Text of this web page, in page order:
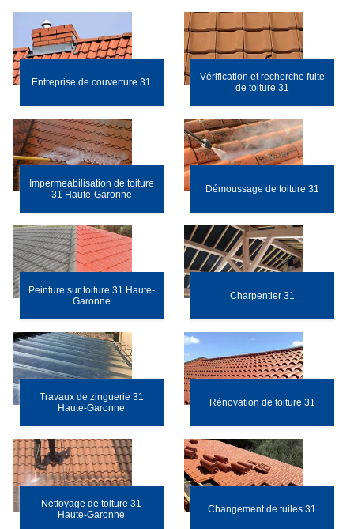
Entreprise de couverture 31
Vérification et recherche fuite
de toiture 31
Impermeabilisation de toiture
31 Haute-Garonne
Démoussage de toiture 31
Peinture sur toiture 31 Haute-
Garonne
Charpentier 31
Travaux de zinguerie 31
Haute-Garonne
Rénovation de toiture 31
Nettoyage de toiture 31
Haute-Garonne
Changement de tuiles 31